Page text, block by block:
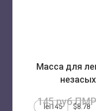
Масса для
145 руб.ПМР
lei145 $8.78